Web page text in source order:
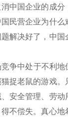
中国企业的成
民营企业为什
解决好了，中
争中处于不利
捉老鼠的游戏
安全管理、劳
不偿失。真心